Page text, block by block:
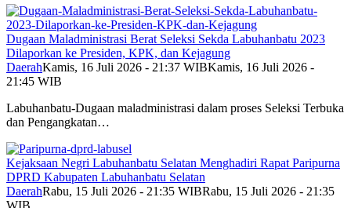
Dugaan Maladministrasi Berat Seleksi Sekda Labuhanbatu 2023
Dilaporkan ke Presiden, KPK, dan Kejagung
DaerahKamis, 16 Juli 2026 - 21:37 WIBKamis, 16 Juli 2026 -
21:45 WIB
Labuhanbatu-Dugaan maladministrasi dalam proses Seleksi Terbuka
dan Pengangkatan…
Kejaksaan Negri Labuhanbatu Selatan Menghadiri Rapat Paripurna
DPRD Kabupaten Labuhanbatu Selatan
DaerahRabu, 15 Juli 2026 - 21:35 WIBRabu, 15 Juli 2026 - 21:35
WIB